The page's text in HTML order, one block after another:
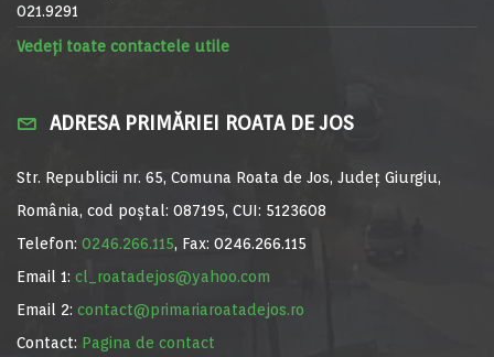
021.9291
Vedeți toate contactele utile
ADRESA PRIMĂRIEI ROATA DE JOS
Str. Republicii nr. 65, Comuna Roata de Jos, Județ Giurgiu,
România, cod poștal: 087195, CUI: 5123608
Telefon: 0246.266.115, Fax: 0246.266.115
Email 1: cl_roatadejos@yahoo.com
Email 2: contact@primariaroatadejos.ro
Contact: Pagina de contact